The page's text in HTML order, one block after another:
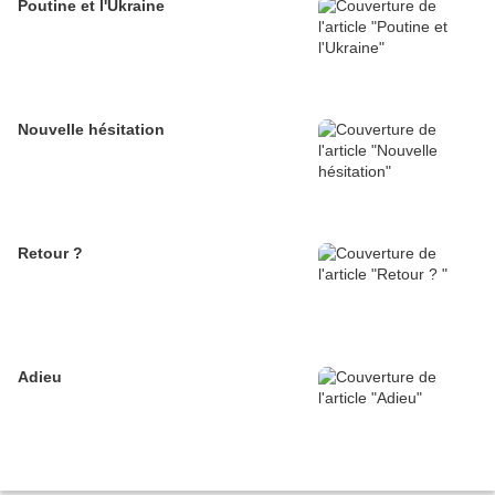
Poutine et l'Ukraine
Nouvelle hésitation
Retour ?
Adieu